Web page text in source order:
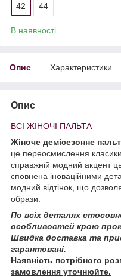
42 44
В наявності
Опис Характеристики
Опис
ВСІ ЖІНОЧІ ПАЛЬТА
Жіноче демісезонне
це переосмислення
справжній модний акцент
сповнена іноваційними
модний відтінок, що
образи.
По всіх деталях
особливостей крою
Швидка доставка та
гарантовані.
Наявність потрібного
замовлення уточнюйте.